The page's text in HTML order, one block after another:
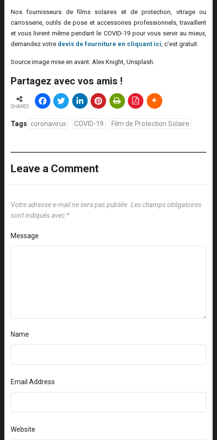
Nos fournisseurs de films solaires et de protection, vitrage ou
carrosserie, outils de pose et accessoires professionnels, travaillent
et vous livrent même pendant le COVID-19 pour vous servir au mieux,
demandez votre devis de fourniture en cliquant ici , c’est gratuit.
Source image mise en avant: Alex Knight, Unsplash.
Partagez avec vos amis !
SHARES
Tags coronavirus COVID-19 Film de Protection Solaire
Leave a Comment
Votre adresse e-mail ne sera pas publiée. Les champs obligatoires
sont indiqués avec *
Message
Name
Email Address
Website